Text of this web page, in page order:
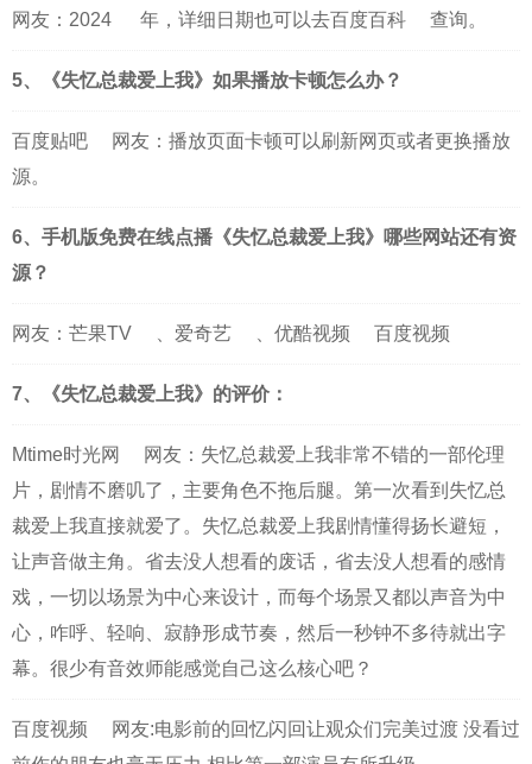
网友： 2024 年，详细日期也可以去百度百科 查询。
5、《失忆总裁爱上我》如果播放卡顿怎么办？
百度贴吧
网友：播放页面卡顿可以刷新网页或者更换播放
源。
6、手机版免费在线点播《失忆总裁爱上我》哪些网站还有资
源？
网友： 芒果TV 、 爱奇艺 、 优酷视频 百度视频
7、《失忆总裁爱上我》的评价：
Mtime时光网
网友：失忆总裁爱上我非常不错的一部伦理
片，剧情不磨叽了，主要角色不拖后腿。第一次看到失忆总
裁爱上我直接就爱了。失忆总裁爱上我剧情懂得扬长避短，
让声音做主角。省去没人想看的废话，省去没人想看的感情
戏，一切以场景为中心来设计，而每个场景又都以声音为中
心，咋呼、轻响、寂静形成节奏，然后一秒钟不多待就出字
幕。很少有音效师能感觉自己这么核心吧？
百度视频
网友:电影前的回忆闪回让观众们完美过渡 没看过